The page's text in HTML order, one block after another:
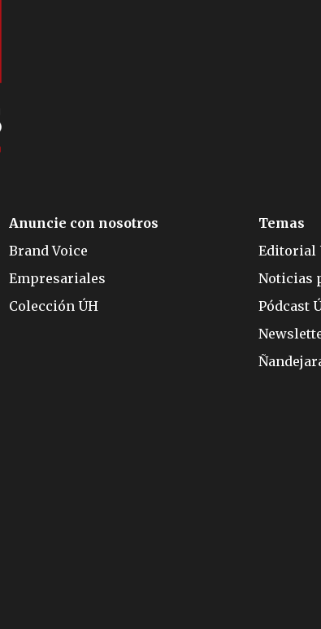
Anuncie con nosotros
Brand Voice
Empresariales
Colección ÚH
Temas
Editorial
Noticias
Pódcast